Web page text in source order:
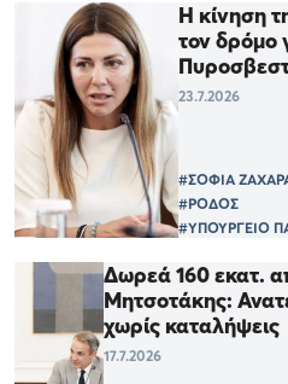
Η κίνηση
τον δρόμο
23.7.2026
#ΣΟΦΙΑ
#ΡΟΔΟΣ
#ΥΠΟΥΡΓΕΙΟ
Δωρεά 160 εκατ.
Μητσοτάκης:
χωρίς καταλήψεις
17.7.2026